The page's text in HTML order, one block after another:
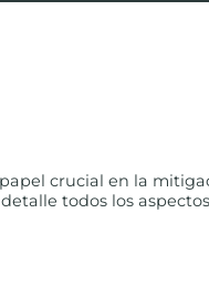
crucial en la
todos los